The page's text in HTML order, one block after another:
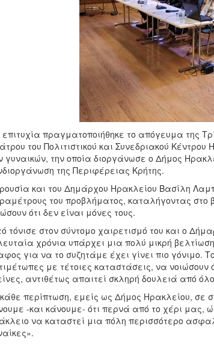
πραγματοποιήθηκε το απόγευμα της
του Πολιτιστικού και Συνεδριακoύ
γυναικών, την οποία διοργάνωσε ο Δήμος
της Περιφέρειας Κρήτης.
και του Δημάρχου Ηρακλείου Βασίλη
του προβλήματος, καταλήγοντας στο
ότι δεν είναι μόνες τους.
τόνισε στον σύντομο χαιρετισμό του και ο
χρόνια υπάρχει μια πολύ μικρή
για να το συζητάμε έχει γίνει πιο γόνιμο.
με τέτοιες καταστάσεις, να
αντιθέτως απαιτεί σκληρή δουλειά από
περίπτωση, εμείς ως Δήμος Ηρακλείου, σε
-και κάνουμε- ότι περνά από το χέρι μας,
να καταστεί μια πόλη περισσότερο